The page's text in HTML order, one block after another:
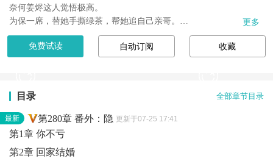
奈何姜烬这人觉悟极高。
为保一席，替她手撕绿茶，帮她追自己亲哥。
人人都赞他忠心耿耿，只有苏清清楚，他眼底藏着浓得化不开的占
有欲。
更多
免费试读 自动订阅 收藏
目录 全部章节目录
最新 第280章 番外：隐 更新于07-25 17:41
第1章 你不亏
第2章 回家结婚